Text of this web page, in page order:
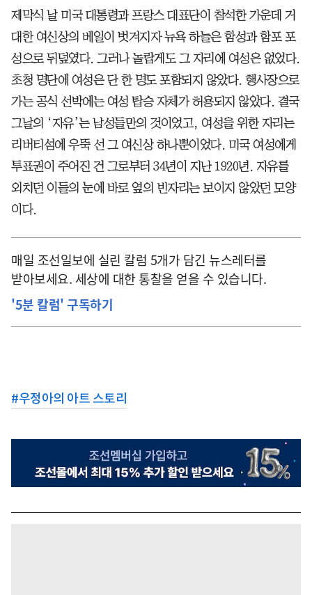
제막식 날 미국 대통령과 프랑스 대표단이 참석한 가운데 거
대한 여신상의 베일이 벗겨지자 뉴욕 하늘은 함성과 함포 포
성으로 뒤덮였다. 그러나 놀랍게도 그 자리에 여성은 없었다.
초청 명단에 여성은 단 한 명도 포함되지 않았다. 행사장으로
가는 공식 선박에는 여성 탑승 자체가 허용되지 않았다. 결국
그날의 ‘자유’는 남성들만의 것이었고, 여성을 위한 자리는
리버티섬에 우뚝 선 그 여신상 하나뿐이었다. 미국 여성에게
투표권이 주어진 건 그로부터 34년이 지난 1920년. 자유를
외치던 이들의 눈에 바로 옆의 빈자리는 보이지 않았던 모양
이다.
매일 조선일보에 실린 칼럼 5개가 담긴 뉴스레터를
받아보세요. 세상에 대한 통찰을 얻을 수 있습니다.
'5분 칼럼' 구독하기
#우정아의 아트 스토리